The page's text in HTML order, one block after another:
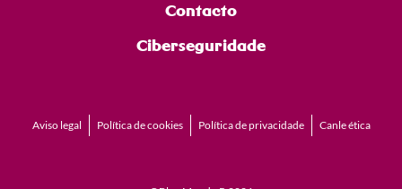
Contacto
Ciberseguridade
Aviso legal Política de cookies Política de privacidade Canle ética